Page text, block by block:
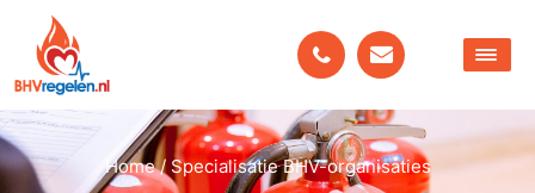
Home/ Specialisatie BHV-organisaties